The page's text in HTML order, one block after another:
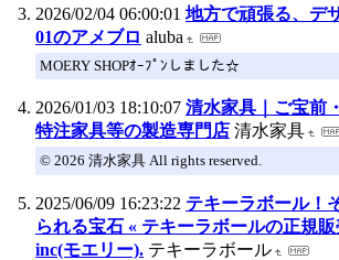
2026/02/04 06:00:01 地方で頑張る、デ
01のアメブロ aluba
MOERY SHOPｵｰﾌﾟﾝしました☆
2026/01/03 18:10:07 清水家具｜ご宝前
特注家具等の製造専門店 清水家具
© 2026 清水家具 All rights reserved.
2025/06/09 16:23:22 テキーラボール！
られる宝石 « テキーラボールの正規
inc(モエリー). テキーラボール